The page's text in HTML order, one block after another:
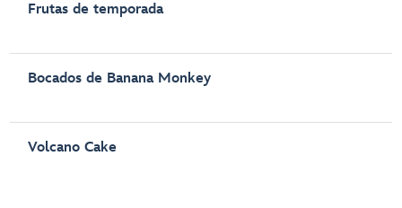
Frutas de temporada
Bocados de Banana Monkey
Volcano Cake